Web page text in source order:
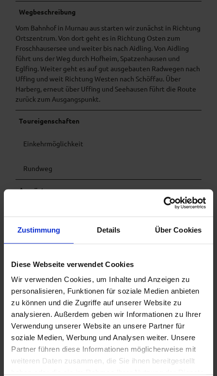
Zustimmung Details Über Cookies
Diese Webseite verwendet Cookies
Wir verwenden Cookies, um Inhalte und Anzeigen zu
personalisieren, Funktionen für soziale Medien anbieten
zu können und die Zugriffe auf unserer Website zu
analysieren. Außerdem geben wir Informationen zu Ihrer
Verwendung unserer Website an unsere Partner für
soziale Medien, Werbung und Analysen weiter. Unsere
Partner führen diese Informationen möglicherweise mit
weiteren Daten zusammen, die Sie ihnen bereitgestellt
Wegbeschreibung
Vom Bahnhof in Murnau aus starten wir zunächst in Richtung
Ortszentrum. Von dort geht es in Richtung Osten zum
Froschhausersee und weiter bis nach Aidling. Von Aidling
führt uns der Weg durch Hofheim, Spatzenhausen und
Eglfing. Weiter geht es auf gut ausgebauten Radwegen nach
Uffing und weit Richtung Westen nach Schöffau. Über
Harberg, erneut über Uffing und Seehausen führt die Route
zurück zum Ausgangspunkt.
Toureigenschaften
Einkehrmöglichkeit
Rundweg
Ausrüstung
Verkehrssicheres Fahrrad, Fahrradhelm, Tages-Radrucksack
(ca. 20 Liter) mit Regenhülle,bequeme Sportschuhe, ggf.
Radschuhe, witterungsangepasste und
strapazierfähigeKleidung im Mehrschicht-Prinzip, ggf.
Radtrikot, ggf. Fahrradhandschuhe, Luftpumpe,Fahrrad-
Trinkwasser, Trinkflasche undpassende Halterung, Erste-
Hilfe-Set, Taschenmesser, Handy, ggf. Handy-Halterung für
denLenker, ggf. Stirnlampe und Reflektoren, Kartenmaterial
Anfahrt
Autobahn A95 München - Garmisch-Partenkirchen bis zur
Ausfahrt Murnau/Kochel. Nach der Ausfahrt Richtung
Murnau halten und der Landstraße bis Murnau am
Staffelsee folgen.